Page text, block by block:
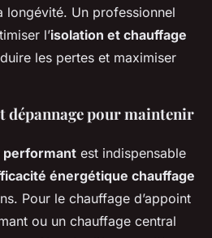
longévité. Un professionnel
l’isolation et chauffage
les pertes et maximiser
dépannage pour maintenir
performant est indispensable
énergétique chauffage
Pour le chauffage d’appoint
ou un chauffage central